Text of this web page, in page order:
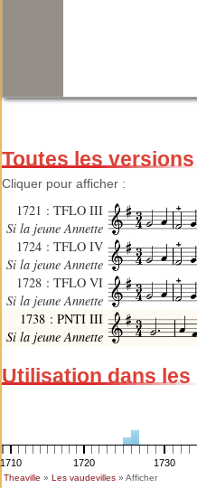
Toutes les versions
Cliquer pour afficher :
1721 : TFLO III
Si la jeune Annette
1724 : TFLO IV
Si la jeune Annette
1728 : TFLO VI
Si la jeune Annette
1738 : PNTI III
Si la jeune Annette
Utilisation dans les
1710 1720 1730
Theaville » Les vaudevilles» Afficher